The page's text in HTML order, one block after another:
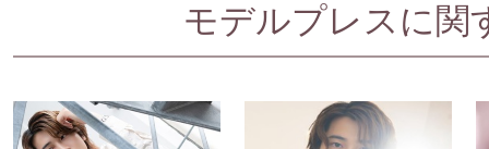
モデルプレスに関